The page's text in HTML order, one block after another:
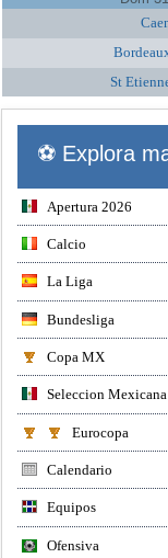
St
⚽ Explora
Apertura 2026
Calcio
La Liga
Bundesliga
Copa MX
Seleccion Mexicana
Eurocopa
Calendario
Equipos
Ofensiva